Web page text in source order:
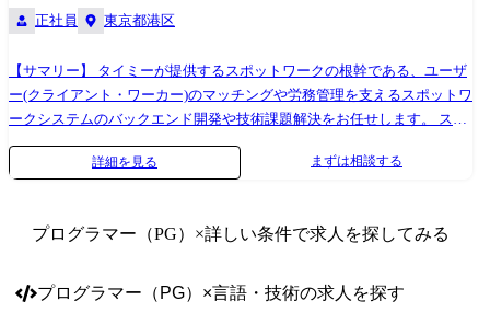
正社員 東京都港区
【サマリー】 タイミーが提供するスポットワークの根幹である、ユーザ
ー(クライアント・ワーカー)のマッチングや労務管理を支えるスポットワ
ークシステムのバックエンド開発や技術課題解決をお任せします。 スキ
マバイトサービス「タイミー」は数万件に及ぶ求人とワーカーのマッチ
ングから勤務実績に対する評価、スポットワークにおける雇用契約から
求人にエントリーすることができ、働き終わったらすぐに相互評価を終
実現するための機能開発や改善に携わっていただきます。 今後の事業成
詳細を見る まずは相談する
プログラマー（PG） ×詳しい条件で求人を探してみる
プログラマー（PG） ×言語・技術の求人を探す